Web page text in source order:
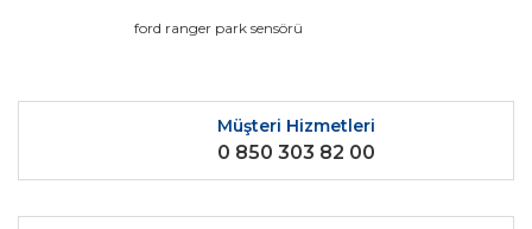
Yorum Yaz
Ürün bilgilerinde hatalar bulunuyor.
Ürün fiyatı diğer sitelerden daha pahalı.
Bu ürüne benzer farklı alternatifler olmalı.
ford ranger park sensörü
Müşteri Hizmetleri
0 850 303 82 00